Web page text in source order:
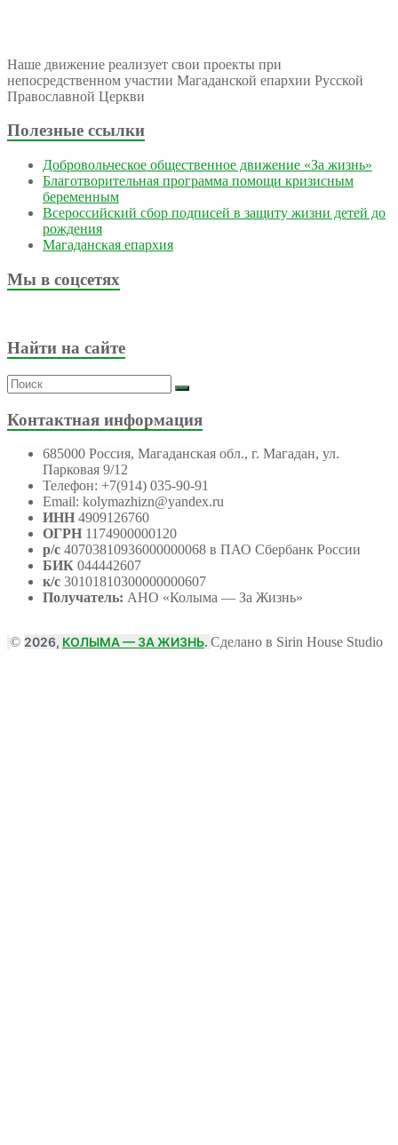
Наше движение реализует свои проекты при
непосредственном участии Магаданской епархии Русской
Православной Церкви
Полезные ссылки
Добровольческое общественное движение «За жизнь»
Благотворительная программа помощи кризисным
беременным
Всероссийский сбор подписей в защиту жизни детей до
рождения
Магаданская епархия
Мы в соцсетях
Найти на сайте
Контактная информация
685000 Россия, Магаданская обл., г. Магадан, ул.
Парковая 9/12
Телефон: +7(914) 035-90-91
Email: kolymazhizn@yandex.ru
ИНН 4909126760
ОГРН 1174900000120
р/с 40703810936000000068 в ПАО Сбербанк России
БИК 044442607
к/с 30101810300000000607
Получатель: АНО «Колыма — За Жизнь»
© 2026, КОЛЫМА — ЗА ЖИЗНЬ. Сделано в Sirin House Studio